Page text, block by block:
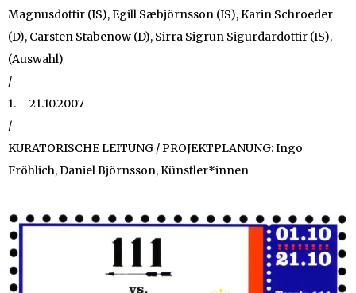
Magnusdottir (IS), Egill Sæbjörnsson (IS), Karin Schroeder
(D), Carsten Stabenow (D), Sirra Sigrun Sigurdardottir (IS),
(Auswahl)
/
1. – 21.10.2007
/
KURATORISCHE LEITUNG / PROJEKTPLANUNG: Ingo
Fröhlich, Daniel Björnsson, Künstler*innen